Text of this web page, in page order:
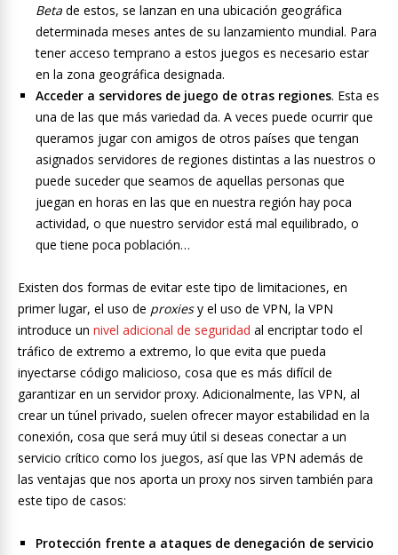
Beta de estos, se lanzan en una ubicación geográfica
determinada meses antes de su lanzamiento mundial. Para
tener acceso temprano a estos juegos es necesario estar
en la zona geográfica designada.
Acceder a servidores de juego de otras regiones. Esta es
una de las que más variedad da. A veces puede ocurrir que
queramos jugar con amigos de otros países que tengan
asignados servidores de regiones distintas a las nuestros o
puede suceder que seamos de aquellas personas que
juegan en horas en las que en nuestra región hay poca
actividad, o que nuestro servidor está mal equilibrado, o
que tiene poca población…
Existen dos formas de evitar este tipo de limitaciones, en
primer lugar, el uso de proxiesy el uso de VPN, la VPN
introduce un nivel adicional de seguridad al encriptar todo el
tráfico de extremo a extremo, lo que evita que pueda
inyectarse código malicioso, cosa que es más difícil de
garantizar en un servidor proxy. Adicionalmente, las VPN, al
crear un túnel privado, suelen ofrecer mayor estabilidad en la
conexión, cosa que será muy útil si deseas conectar a un
servicio crítico como los juegos, así que las VPN además de
las ventajas que nos aporta un proxy nos sirven también para
este tipo de casos:
Protección frente a ataques de denegación de servicio